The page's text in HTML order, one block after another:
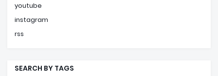
youtube
instagram
rss
SEARCH BY TAGS